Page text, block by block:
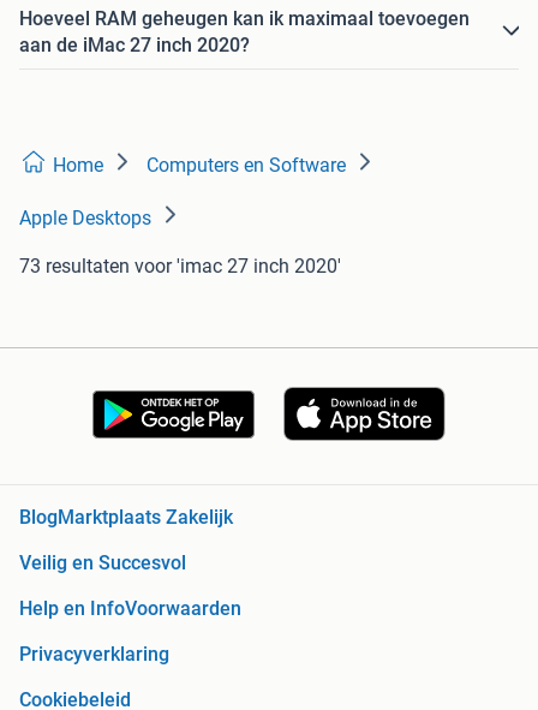
Hoeveel RAM geheugen kan ik maximaal toevoegen
aan de iMac 27 inch 2020?
Home Computers en Software
Apple Desktops
73 resultaten voor 'imac 27 inch 2020'
BlogMarktplaats Zakelijk
Veilig en Succesvol
Help en InfoVoorwaarden
Privacyverklaring
Cookiebeleid